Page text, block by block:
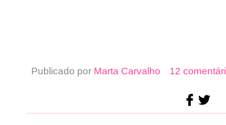
Publicado por Marta Carvalho 12